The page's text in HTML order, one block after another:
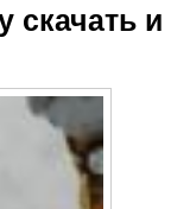
скачать и